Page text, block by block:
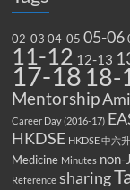
02-03 04-05 05-06
11-12 12-13
17-18 18-
Mentorship
Career Day (2016-17)
HKDSE HKDSE 中六
Medicine Minutes non-
Reference sharing